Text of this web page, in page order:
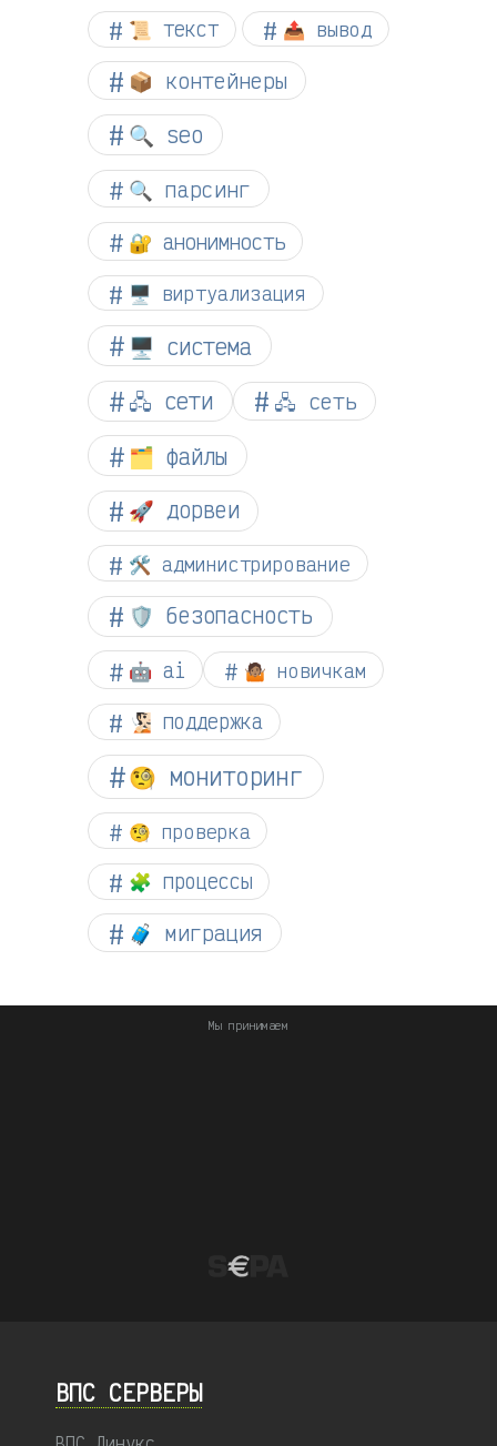
📜 текст 📤 вывод
📦 контейнеры
🔍 seo
🔍 парсинг
🔐 анонимность
🖥️ виртуализация
🖥️ система
🖧 сети
🖧 сеть
🗂️ файлы
🚀 дорвеи
🛠️ администрирование
🛡️ безопасность
🤖 ai 🤷🏽 новичкам
🧏🏻 поддержка
🧐 мониторинг
🧐 проверка
🧩 процессы
🧳 миграция
Мы принимаем
ВПС СЕРВЕРЫ